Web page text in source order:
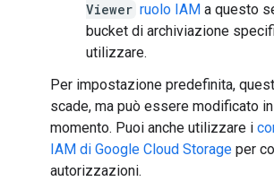
Viewer ruolo IAM a questo
bucket di archiviazione
utilizzare.
Per impostazione predefinita,
scade, ma può essere modificato
momento. Puoi anche utilizzare i
IAM di Google Cloud Storage per
autorizzazioni.